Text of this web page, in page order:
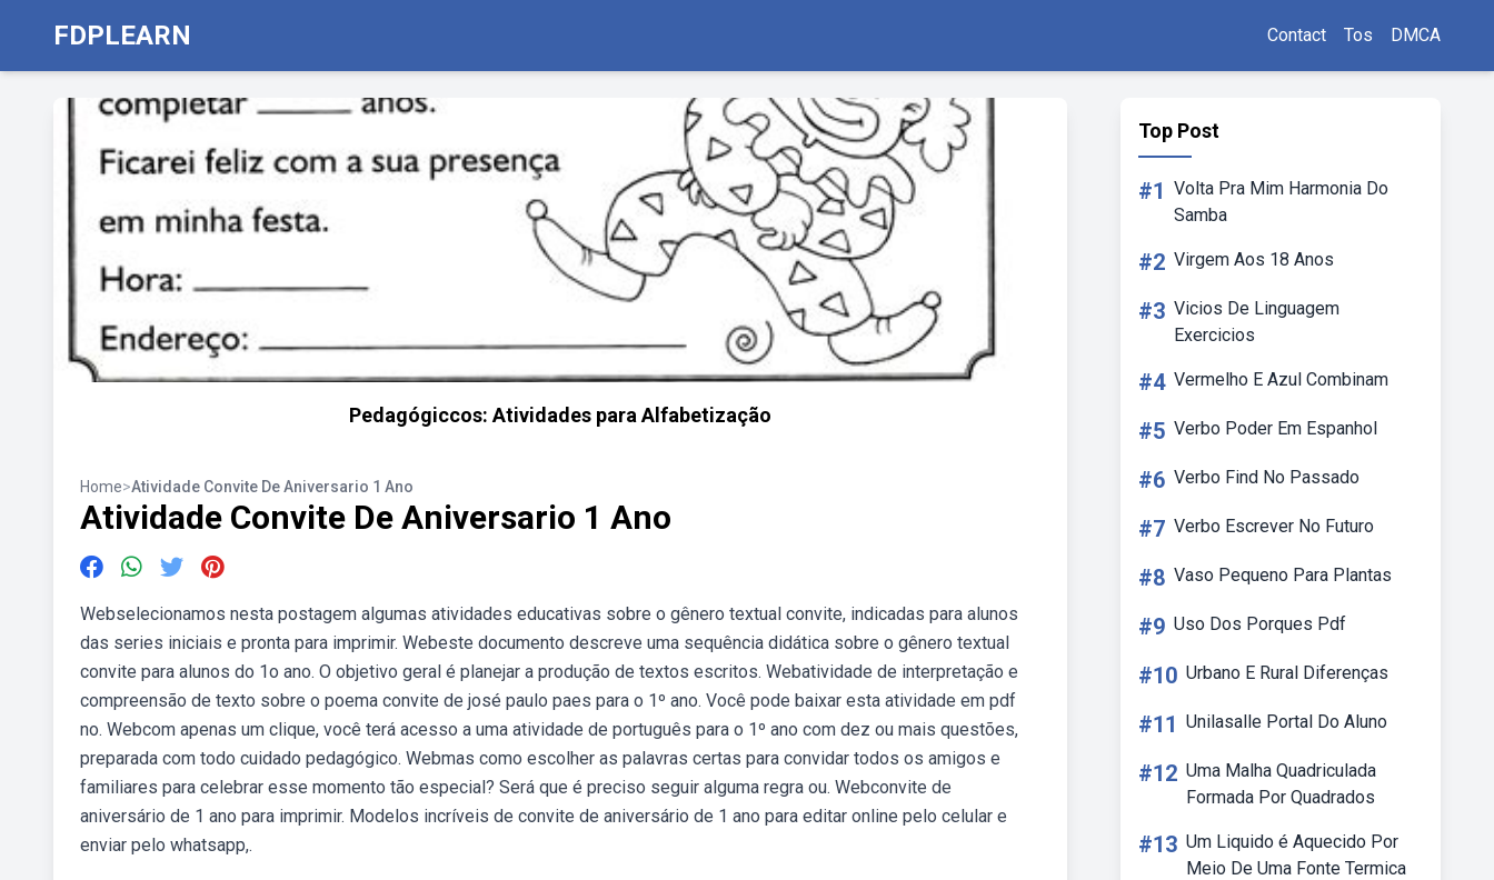
FDPLEARN Contact Tos DMCA
Pedagógiccos: Atividades para Alfabetização
Home>Atividade Convite De Aniversario 1 Ano
Atividade Convite De Aniversario 1 Ano
Webselecionamos nesta postagem algumas atividades educativas sobre o gênero textual convite, indicadas para alunos
das series iniciais e pronta para imprimir. Webeste documento descreve uma sequência didática sobre o gênero textual
convite para alunos do 1o ano. O objetivo geral é planejar a produção de textos escritos. Webatividade de interpretação e
compreensão de texto sobre o poema convite de josé paulo paes para o 1º ano. Você pode baixar esta atividade em pdf
no. Webcom apenas um clique, você terá acesso a uma atividade de português para o 1º ano com dez ou mais questões,
preparada com todo cuidado pedagógico. Webmas como escolher as palavras certas para convidar todos os amigos e
familiares para celebrar esse momento tão especial? Será que é preciso seguir alguma regra ou. Webconvite de
aniversário de 1 ano para imprimir. Modelos incríveis de convite de aniversário de 1 ano para editar online pelo celular e
enviar pelo whatsapp,.
Top Post
#1 Volta Pra Mim Harmonia Do
Samba
#2 Virgem Aos 18 Anos
#3 Vicios De Linguagem
Exercicios
#4 Vermelho E Azul Combinam
#5 Verbo Poder Em Espanhol
#6 Verbo Find No Passado
#7 Verbo Escrever No Futuro
#8 Vaso Pequeno Para Plantas
#9 Uso Dos Porques Pdf
#10 Urbano E Rural Diferenças
#11 Unilasalle Portal Do Aluno
#12 Uma Malha Quadriculada
Formada Por Quadrados
#13 Um Liquido é Aquecido Por
Meio De Uma Fonte Termica